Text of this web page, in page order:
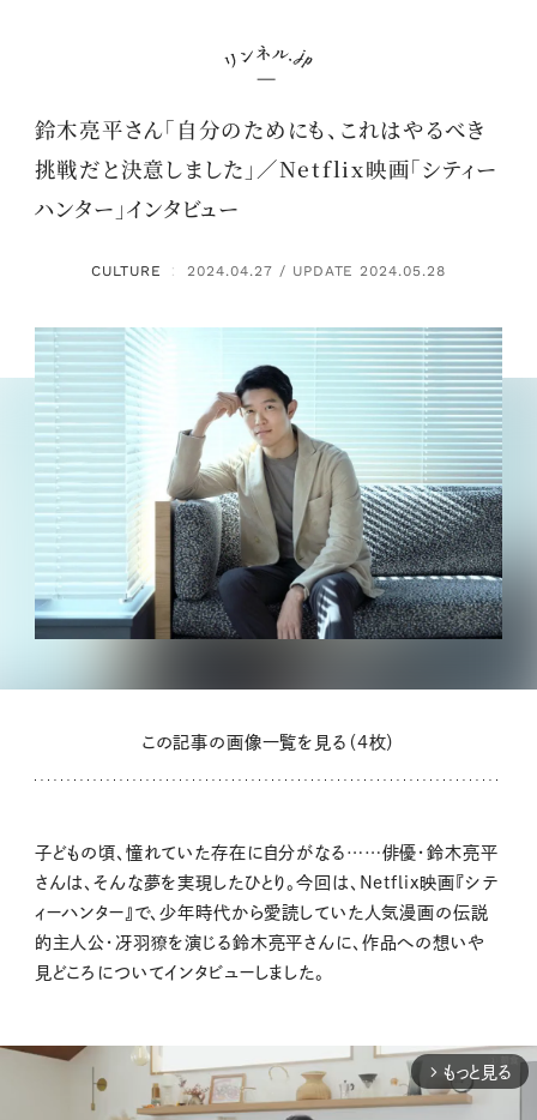
鈴木亮平さん「自分のためにも、これはやるべき
挑戦だと決意しました」／Netflix映画「シティー
ハンター」インタビュー
CULTURE ： 2024.04.27 / UPDATE 2024.05.28
この記事の画像一覧を見る（4枚）
子どもの頃、憧れていた存在に自分がなる……俳優・鈴木亮平
さんは、そんな夢を実現したひとり。今回は、Netflix映画『シテ
ィーハンター』で、少年時代から愛読していた人気漫画の伝説
的主人公・冴羽獠を演じる鈴木亮平さんに、作品への想いや
見どころについてインタビューしました。
arrow_forward_ios もっと見る